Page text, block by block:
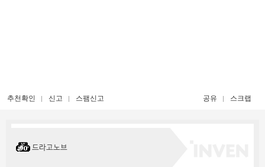
추천확인 신고 스팸신고 공유 스크랩
드라고노브